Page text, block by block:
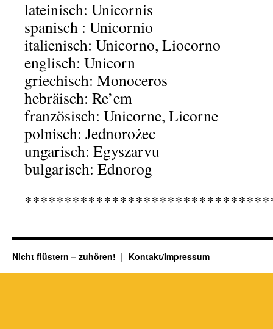
lateinisch: Unicornis
spanisch : Unicornio
italienisch: Unicorno, Liocorno
englisch: Unicorn
griechisch: Monoceros
hebräisch: Re’em
französisch: Unicorne, Licorne
polnisch: Jednorożec
ungarisch: Egyszarvu
bulgarisch: Ednorog
Nicht flüstern – zuhören! Kontakt/Impressum